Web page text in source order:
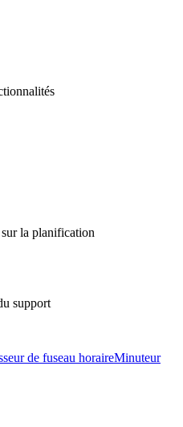
la planification
support
de fuseau horaireMinuteur